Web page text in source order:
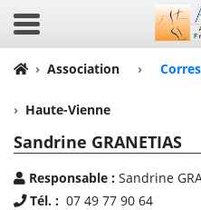
Association ›
Haute-Vienne
Sandrine GRANETIAS
Responsable : Sandrine
Tél. : 07 49 77 90 64